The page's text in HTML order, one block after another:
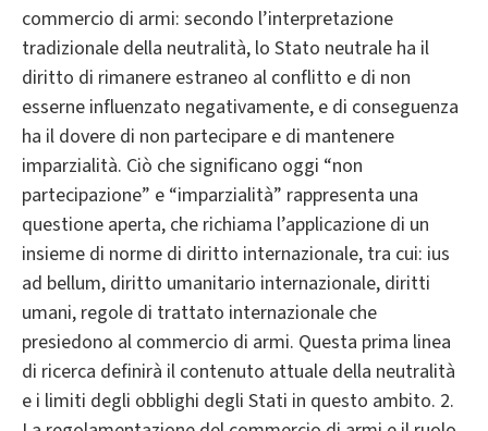
commercio di armi: secondo l’interpretazione
tradizionale della neutralità, lo Stato neutrale ha il
diritto di rimanere estraneo al conflitto e di non
esserne influenzato negativamente, e di conseguenza
ha il dovere di non partecipare e di mantenere
imparzialità. Ciò che significano oggi “non
partecipazione” e “imparzialità” rappresenta una
questione aperta, che richiama l’applicazione di un
insieme di norme di diritto internazionale, tra cui: ius
ad bellum, diritto umanitario internazionale, diritti
umani, regole di trattato internazionale che
presiedono al commercio di armi. Questa prima linea
di ricerca definirà il contenuto attuale della neutralità
e i limiti degli obblighi degli Stati in questo ambito. 2.